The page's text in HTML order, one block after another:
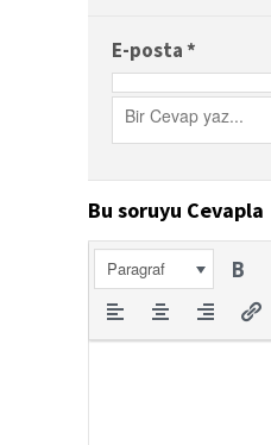
E-posta*
Bu soruyu Cevapla
Paragraf